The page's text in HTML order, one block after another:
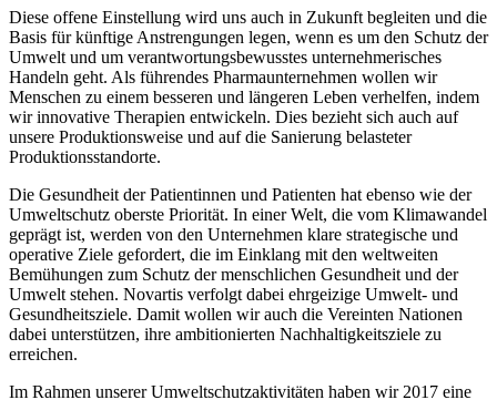
Diese offene Einstellung wird uns auch in Zukunft begleiten und die
Basis für künftige Anstrengungen legen, wenn es um den Schutz der
Umwelt und um verantwortungsbewusstes unternehmerisches
Handeln geht. Als führendes Pharmaunternehmen wollen wir
Menschen zu einem besseren und längeren Leben verhelfen, indem
wir innovative Therapien entwickeln. Dies bezieht sich auch auf
unsere Produktionsweise und auf die Sanierung belasteter
Produktionsstandorte.
Die Gesundheit der Patientinnen und Patienten hat ebenso wie der
Umweltschutz oberste Priorität. In einer Welt, die vom Klimawandel
geprägt ist, werden von den Unternehmen klare strategische und
operative Ziele gefordert, die im Einklang mit den weltweiten
Bemühungen zum Schutz der menschlichen Gesundheit und der
Umwelt stehen. Novartis verfolgt dabei ehrgeizige Umwelt- und
Gesundheitsziele. Damit wollen wir auch die Vereinten Nationen
dabei unterstützen, ihre ambitionierten Nachhaltigkeitsziele zu
erreichen.
Im Rahmen unserer Umweltschutzaktivitäten haben wir 2017 eine